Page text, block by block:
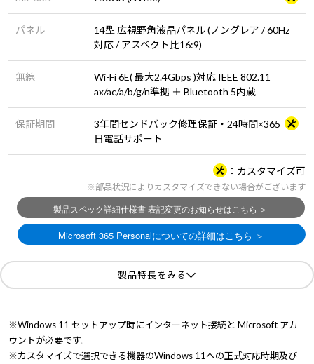
パネル
14型 広視野角液晶パネル (ノングレア / 60Hz
対応 / アスペクト比16:9)
無線
Wi-Fi 6E( 最大2.4Gbps )対応 IEEE 802.11
ax/ac/a/b/g/n準拠 ＋ Bluetooth 5内蔵
保証期間
3年間センドバック修理保証・24時間×365
日電話サポート
カスタマイズ可
※部品状況によりカスタマイズできない場合がございます
製品特長をみる
※Windows 11 セットアップ時にインターネット接続と Microsoft アカ
ウントが必要です。
※カスタマイズで選択できる機器のWindows 11への正式対応時期及び